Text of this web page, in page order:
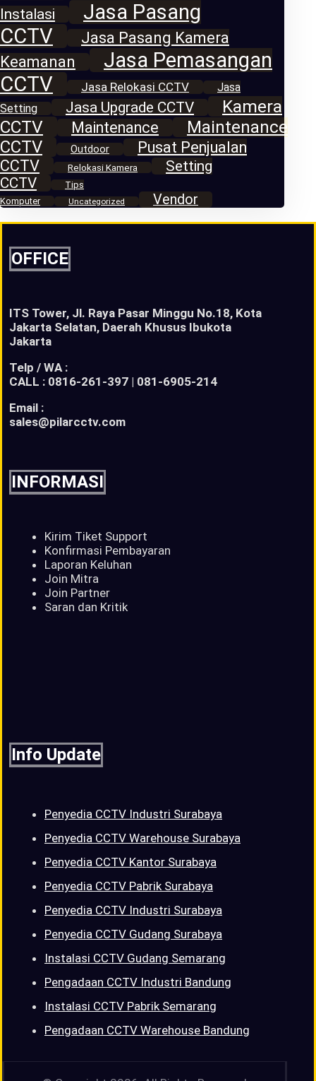
Instalasi
Jasa Pasang
CCTV
Jasa Pasang Kamera
Keamanan
Jasa Pemasangan
CCTV
Jasa Relokasi CCTV
Jasa
Setting
Jasa Upgrade CCTV
Kamera
CCTV
Maintenance
Maintenance
CCTV
Outdoor
Pusat Penjualan
CCTV
Relokasi Kamera
Setting
CCTV
Tips
Komputer
Uncategorized Vendor
OFFICE
ITS Tower, Jl. Raya Pasar Minggu No.18, Kota
Jakarta Selatan, Daerah Khusus Ibukota
Jakarta
Telp / WA :
CALL : 0816-261-397 | 081-6905-214
Email :
sales@pilarcctv.com
INFORMASI
Kirim Tiket Support
Konfirmasi Pembayaran
Laporan Keluhan
Join Mitra
Join Partner
Saran dan Kritik
Info Update
Penyedia CCTV Industri Surabaya
Penyedia CCTV Warehouse Surabaya
Penyedia CCTV Kantor Surabaya
Penyedia CCTV Pabrik Surabaya
Penyedia CCTV Industri Surabaya
Penyedia CCTV Gudang Surabaya
Instalasi CCTV Gudang Semarang
Pengadaan CCTV Industri Bandung
Instalasi CCTV Pabrik Semarang
Pengadaan CCTV Warehouse Bandung